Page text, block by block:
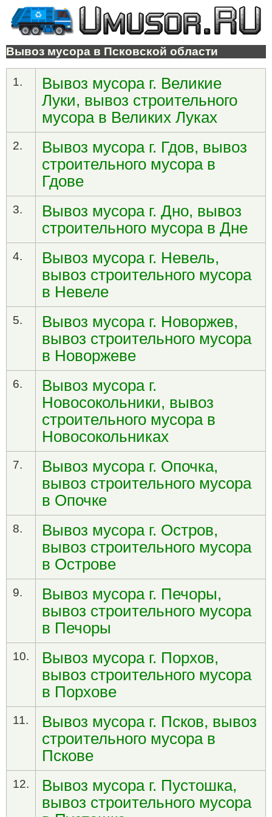
Вывоз мусора в Псковской области
1.
Вывоз мусора г. Великие
Луки, вывоз строительного
мусора в Великих Луках
2.
Вывоз мусора г. Гдов, вывоз
строительного мусора в
Гдове
3.
Вывоз мусора г. Дно, вывоз
строительного мусора в Дне
4.
Вывоз мусора г. Невель,
вывоз строительного мусора
в Невеле
5.
Вывоз мусора г. Новоржев,
вывоз строительного мусора
в Новоржеве
6.
Вывоз мусора г.
Новосокольники, вывоз
строительного мусора в
Новосокольниках
7.
Вывоз мусора г. Опочка,
вывоз строительного мусора
в Опочке
8.
Вывоз мусора г. Остров,
вывоз строительного мусора
в Острове
9.
Вывоз мусора г. Печоры,
вывоз строительного мусора
в Печоры
10.
Вывоз мусора г. Порхов,
вывоз строительного мусора
в Порхове
11.
Вывоз мусора г. Псков, вывоз
строительного мусора в
Пскове
12.
Вывоз мусора г. Пустошка,
вывоз строительного мусора